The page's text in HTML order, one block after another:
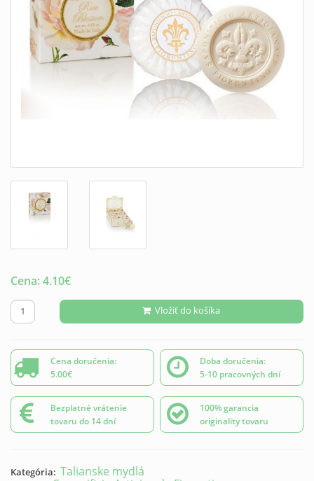
Cena:4.10€
Vložiť do košíka
Cena doručenia:
5.00€
Doba doručenia:
5-10 pracovných dní
Bezplatné vrátenie
tovaru do 14 dní
100% garancia
originality tovaru
Kategória: Talianske mydlá